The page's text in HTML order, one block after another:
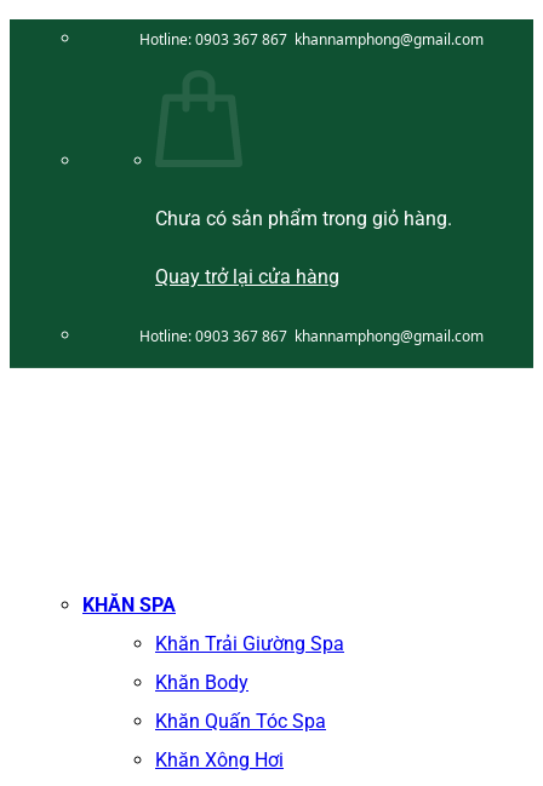
Hotline:0903 367 867 khannamphong@gmail.com
Chưa có sản phẩm trong giỏ hàng.
Quay trở lại cửa hàng
Hotline:0903 367 867 khannamphong@gmail.com
KHĂN SPA
Khăn Trải Giường Spa
Khăn Body
Khăn Quấn Tóc Spa
Khăn Xông Hơi